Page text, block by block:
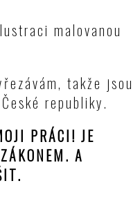
malovanou
takže jsou
republiky.
PRÁCI! JE
A